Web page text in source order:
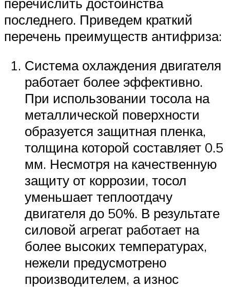
последнего. Приведем краткий
перечень преимуществ антифриза:
Система охлаждения двигателя
работает более эффективно.
При использовании тосола на
металлической поверхности
образуется защитная пленка,
толщина которой составляет 0.5
мм. Несмотря на качественную
защиту от коррозии, тосол
уменьшает теплоотдачу
двигателя до 50%. В результате
силовой агрегат работает на
более высоких температурах,
нежели предусмотрено
производителем, а износ